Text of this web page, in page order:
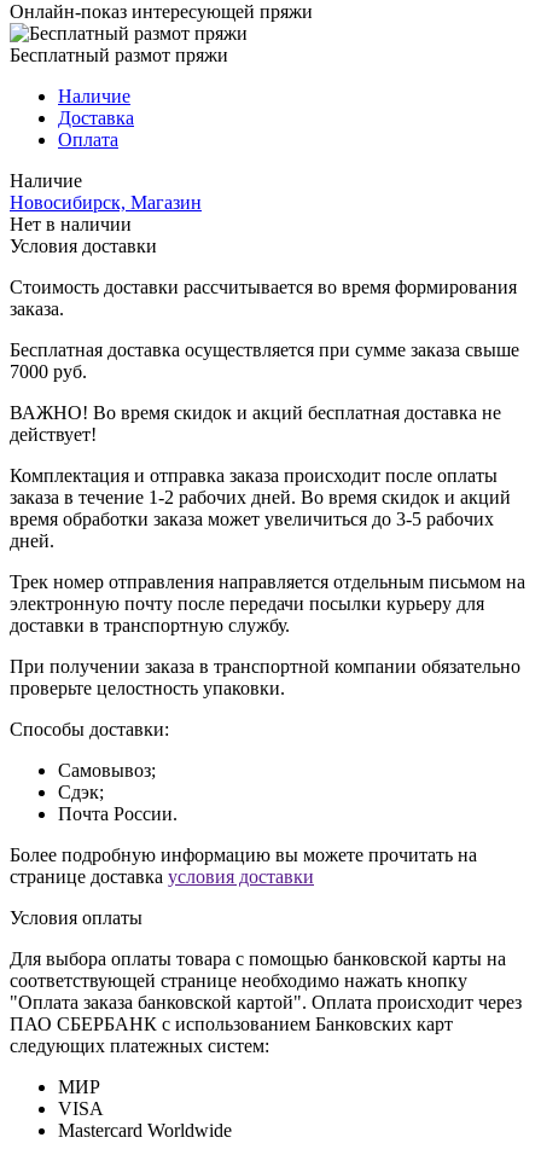
Онлайн-показ интересующей пряжи
Бесплатный размот пряжи
Наличие
Доставка
Оплата
Наличие
Новосибирск, Магазин
Нет в наличии
Условия доставки
Стоимость доставки рассчитывается во время формирования
заказа.
Бесплатная доставка осуществляется при сумме заказа свыше
7000 руб.
ВАЖНО! Во время скидок и акций бесплатная доставка не
действует!
Комплектация и отправка заказа происходит после оплаты
заказа в течение 1-2 рабочих дней. Во время скидок и акций
время обработки заказа может увеличиться до 3-5 рабочих
дней.
Трек номер отправления направляется отдельным письмом на
электронную почту после передачи посылки курьеру для
доставки в транспортную службу.
При получении заказа в транспортной компании обязательно
проверьте целостность упаковки.
Способы доставки:
Самовывоз;
Сдэк;
Почта России.
Более подробную информацию вы можете прочитать на
странице доставка условия доставки
Условия оплаты
Для выбора оплаты товара с помощью банковской карты на
соответствующей странице необходимо нажать кнопку
"Оплата заказа банковской картой". Оплата происходит через
ПАО СБЕРБАНК с использованием Банковских карт
следующих платежных систем:
МИР
VISA
Mastercard Worldwide